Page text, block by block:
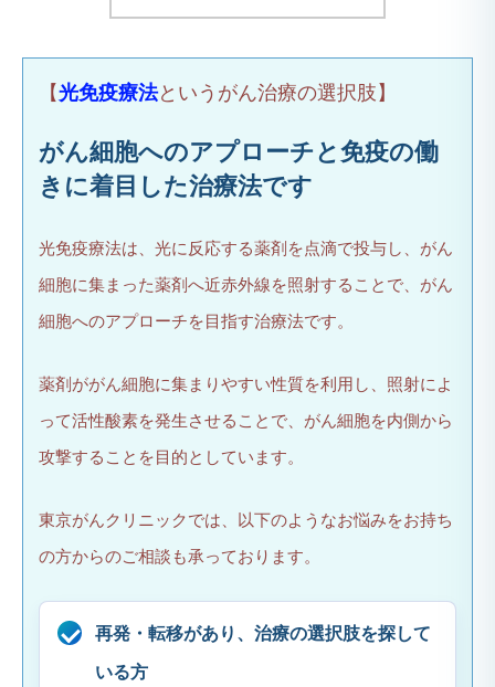
【光免疫療法というがん治療の選択肢】
がん細胞へのアプローチと免疫の働
きに着目した治療法です
光免疫療法は、光に反応する薬剤を点滴で投与し、がん
細胞に集まった薬剤へ近赤外線を照射することで、がん
細胞へのアプローチを目指す治療法です。
薬剤ががん細胞に集まりやすい性質を利用し、照射によ
って活性酸素を発生させることで、がん細胞を内側から
攻撃することを目的としています。
東京がんクリニックでは、以下のようなお悩みをお持ち
の方からのご相談も承っております。
再発・転移があり、治療の選択肢を探して
いる方